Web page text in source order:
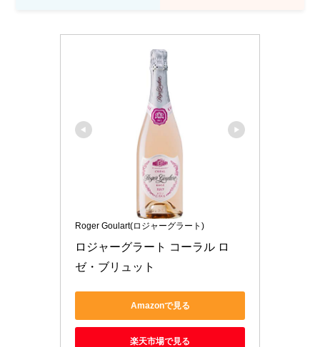
Roger Goulart(ロジャーグラート)
ロジャーグラート コーラル ロ
ゼ・ブリュット
Amazonで見る
楽天市場で見る